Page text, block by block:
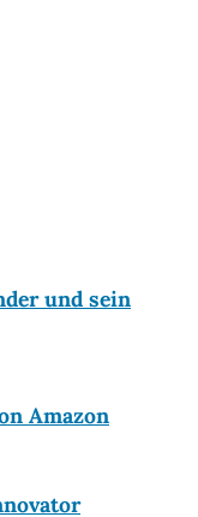
und sein
Amazon